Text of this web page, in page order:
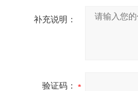
补充说明：
验证码：